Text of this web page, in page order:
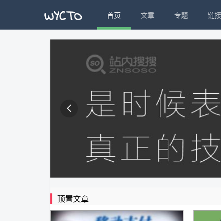
首页 文章 专题 链接

顶置文章